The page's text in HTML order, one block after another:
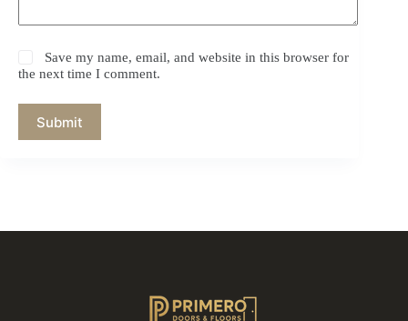
Save my name, email, and website in this browser for
the next time I comment.
Submit